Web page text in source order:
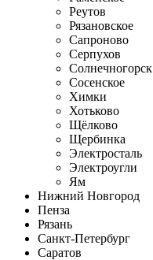
Реутов
Рязановское
Сапроново
Серпухов
Солнечногорск
Сосенское
Химки
Хотьково
Щёлково
Щербинка
Электросталь
Электроугли
Ям
Нижний Новгород
Пенза
Рязань
Санкт-Петербург
Саратов